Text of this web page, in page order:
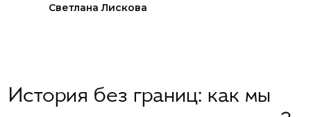
Светлана Лискова
История без границ: как мы